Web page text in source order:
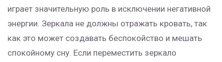
играет значительную роль в исключении негативной
энергии. Зеркала не должны отражать кровать, так
как это может создавать беспокойство и мешать
спокойному сну. Если переместить зеркало